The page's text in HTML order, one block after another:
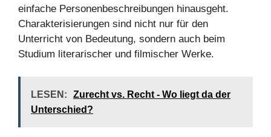
einfache Personenbeschreibungen hinausgeht.
Charakterisierungen sind nicht nur für den
Unterricht von Bedeutung, sondern auch beim
Studium literarischer und filmischer Werke.
LESEN:
Zurecht vs. Recht - Wo liegt da der
Unterschied?